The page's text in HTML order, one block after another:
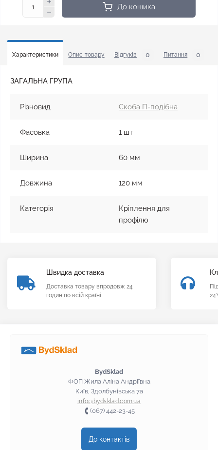
До кошика
Характеристики Опис товару Відгуків 0 Питання 0
ЗАГАЛЬНА ГРУПА
Різновид Скоба П-подібна
Фасовка 1 шт
Ширина 60 мм
Довжина 120 мм
Категорія
Кріплення для
профілю
Швидка доставка
Доставка товару впродовж 24
годин по всій країні
BydSklad
ФОП Жила Аліна Андріївна
Київ, Здолбунівська 7а
info@bydsklad.com.ua
(067) 442-23-45
До контактів